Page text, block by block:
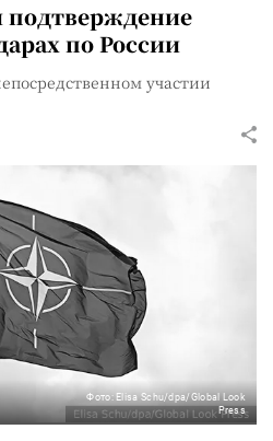
подтверждение
по России
участии
Фото: Elisa Schu/dpa/Global Look
Press